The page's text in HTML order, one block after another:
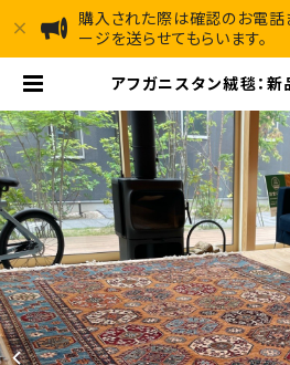
購入された際は確認のお電話
ージを送らせてもらいます。
アフガニスタン絨毯：
ク）・ハザラコレクショ
[afghando] - アフガ